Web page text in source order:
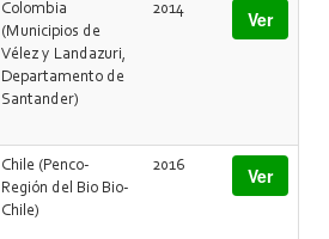
Colombia
(Municipios de
Vélez y Landazuri,
Departamento de
Santander)
2014 Ver
Chile (Penco-
Región del Bio Bio-
Chile)
2016 Ver